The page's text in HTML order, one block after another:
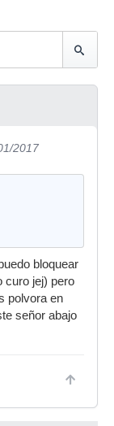
2017
bloquear
curo jej) pero
polvora en
señor abajo